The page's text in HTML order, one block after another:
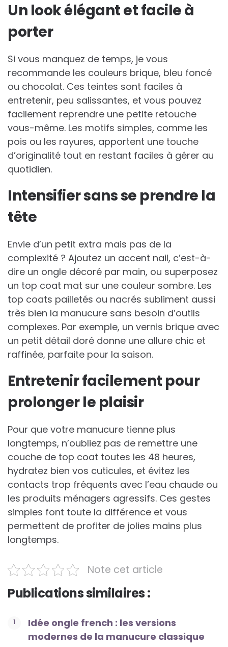
Un look élégant et facile à
porter
Si vous manquez de temps, je vous
recommande les couleurs brique, bleu foncé
ou chocolat. Ces teintes sont faciles à
entretenir, peu salissantes, et vous pouvez
facilement reprendre une petite retouche
vous-même. Les motifs simples, comme les
pois ou les rayures, apportent une touche
d’originalité tout en restant faciles à gérer au
quotidien.
Intensifier sans se prendre la
tête
Envie d’un petit extra mais pas de la
complexité ? Ajoutez un accent nail, c’est-à-
dire un ongle décoré par main, ou superposez
un top coat mat sur une couleur sombre. Les
top coats pailletés ou nacrés subliment aussi
très bien la manucure sans besoin d’outils
complexes. Par exemple, un vernis brique avec
un petit détail doré donne une allure chic et
raffinée, parfaite pour la saison.
Entretenir facilement pour
prolonger le plaisir
Pour que votre manucure tienne plus
longtemps, n’oubliez pas de remettre une
couche de top coat toutes les 48 heures,
hydratez bien vos cuticules, et évitez les
contacts trop fréquents avec l’eau chaude ou
les produits ménagers agressifs. Ces gestes
simples font toute la différence et vous
permettent de profiter de jolies mains plus
longtemps.
Note cet article
Publications similaires :
Idée ongle french : les versions
modernes de la manucure classique